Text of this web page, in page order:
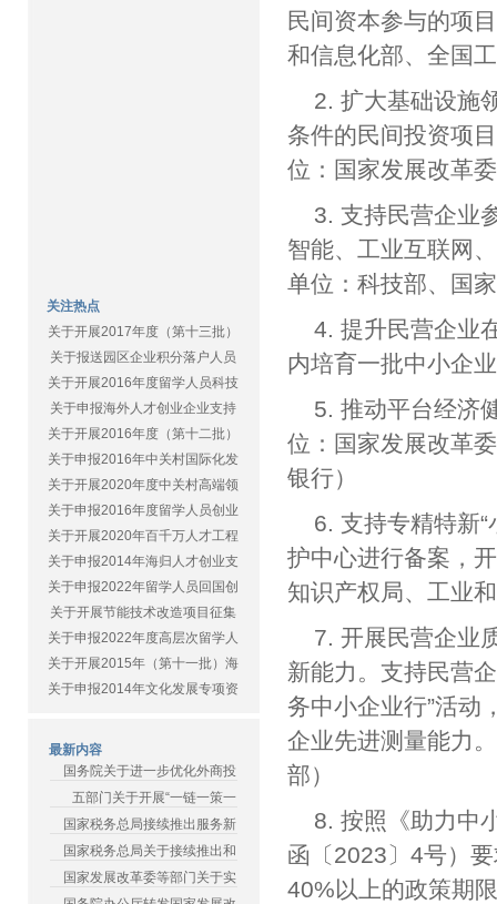
关注热点
关于开展2017年度（第十三批）
关于报送园区企业积分落户人员
关于开展2016年度留学人员科技
关于申报海外人才创业企业支持
关于开展2016年度（第十二批）
关于申报2016年中关村国际化发
关于开展2020年度中关村高端领
关于申报2016年度留学人员创业
关于开展2020年百千万人才工程
关于申报2014年海归人才创业支
关于申报2022年留学人员回国创
关于开展节能技术改造项目征集
关于申报2022年度高层次留学人
关于开展2015年（第十一批）海
关于申报2014年文化发展专项资
最新内容
国务院关于进一步优化外商投
五部门关于开展“一链一策一
国家税务总局接续推出服务新
国家税务总局关于接续推出和
国家发展改革委等部门关于实
民间资本参与的项
和信息化部、全国
2. 扩大基础设施
条件的民间投资项
位：国家发展改革
3. 支持民营企业
智能、工业互联网
单位：科技部、国
4. 提升民营企业
内培育一批中小企
5. 推动平台经济
位：国家发展改革
银行）
6. 支持专精特新
护中心进行备案，
知识产权局、工业
7. 开展民营企业
新能力。支持民营
务中小企业行”活动
企业先进测量能力
部）
8. 按照《助力中
函〔2023〕4号）
40%以上的政策期